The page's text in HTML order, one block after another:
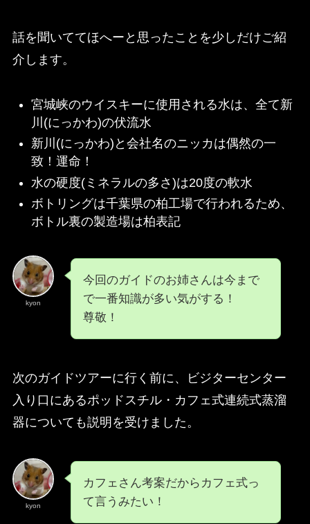
話を聞いててほへーと思ったことを少しだけご紹
介します。
宮城峡のウイスキーに使用される水は、全て新
川(にっかわ)の伏流水
新川(にっかわ)と会社名のニッカは偶然の一
致！運命！
水の硬度(ミネラルの多さ)は20度の軟水
ボトリングは千葉県の柏工場で行われるため、
ボトル裏の製造場は柏表記
kyon
今回のガイドのお姉さんは今まで
で一番知識が多い気がする！
尊敬！
次のガイドツアーに行く前に、ビジターセンター
入り口にあるポッドスチル・カフェ式連続式蒸溜
器についても説明を受けました。
kyon
カフェさん考案だからカフェ式っ
て言うみたい！